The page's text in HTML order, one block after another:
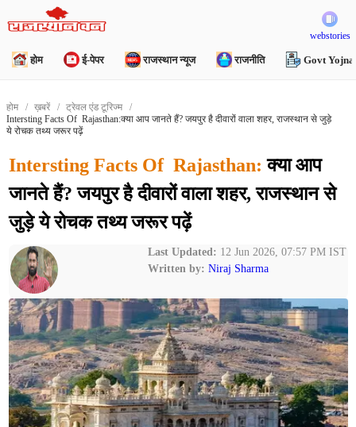
webstories
होम ई-पेपर राजस्थान न्यूज राजनीति Govt Yojna
होम ख़बरें
ट्रेवल एंड टूरिज्म
Intersting Facts Of Rajasthan:क्या आप जानते हैं? जयपुर है दीवारों वाला शहर, राजस्थान से जुड़े
ये रोचक तथ्य जरूर पढ़ें
Intersting Facts Of Rajasthan: क्या आप
जानते हैं? जयपुर है दीवारों वाला शहर, राजस्थान से
जुड़े ये रोचक तथ्य जरूर पढ़ें
Last Updated: 12 Jun 2026, 07:57 PM IST
Written by: Niraj Sharma